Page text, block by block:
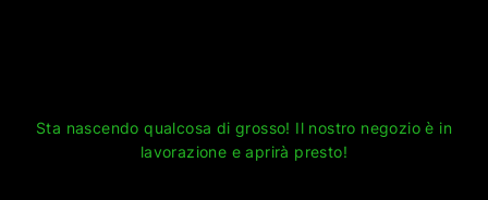
Sta nascendo qualcosa di grosso! Il nostro negozio è in
lavorazione e aprirà presto!